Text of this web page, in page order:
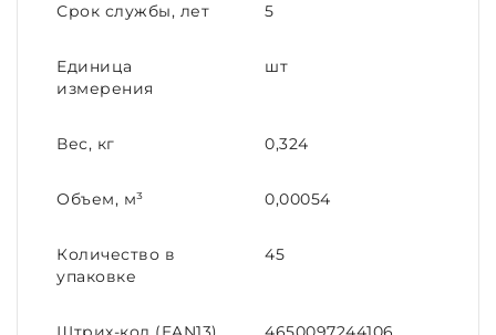
Срок службы, лет 5
Единица
измерения
шт
Вес, кг 0,324
Объем, м³ 0,00054
Количество в
упаковке
45